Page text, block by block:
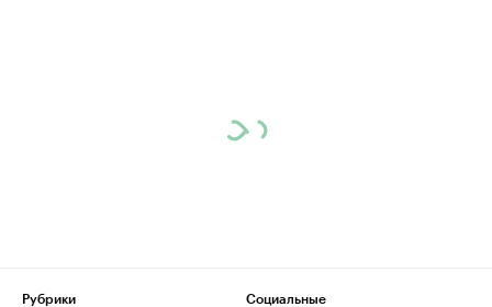
Рубрики
Социальные